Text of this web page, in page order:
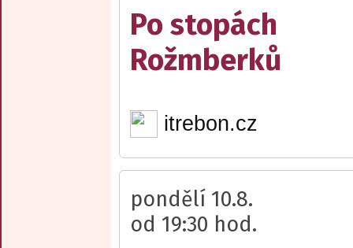
Po stopách
Rožmberků
itrebon.cz
pondělí 10.8.
od 19:30 hod.